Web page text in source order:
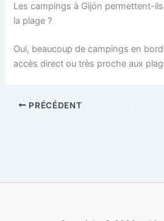
Les campings à Gijón permettent-
la plage ?
Oui, beaucoup de campings en
accès direct ou très proche aux
PRÉCÉDENT